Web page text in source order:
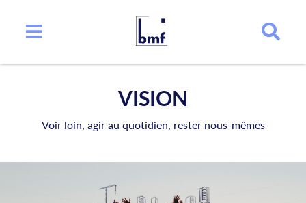
VISION
Voir loin, agir au quotidien, rester nous-mêmes